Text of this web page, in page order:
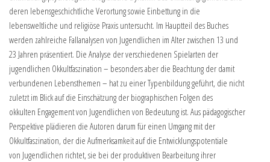
deren lebensgeschichtliche Verortung sowie Einbettung in die
lebensweltliche und religiöse Praxis untersucht. Im Hauptteil des Buches
werden zahlreiche Fallanalysen von Jugendlichen im Alter zwischen 13 und
23 Jahren präsentiert. Die Analyse der verschiedenen Spielarten der
jugendlichen Okkultfaszination – besonders aber die Beachtung der damit
verbundenen Lebensthemen – hat zu einer Typenbildung geführt, die nicht
zuletzt im Blick auf die Einschätzung der biographischen Folgen des
okkulten Engagement von Jugendlichen von Bedeutung ist. Aus pädagogischer
Perspektive plädieren die Autoren darum für einen Umgang mit der
Okkultfaszination, der die Aufmerksamkeit auf die Entwicklungspotentiale
von Jugendlichen richtet, sie bei der produktiven Bearbeitung ihrer